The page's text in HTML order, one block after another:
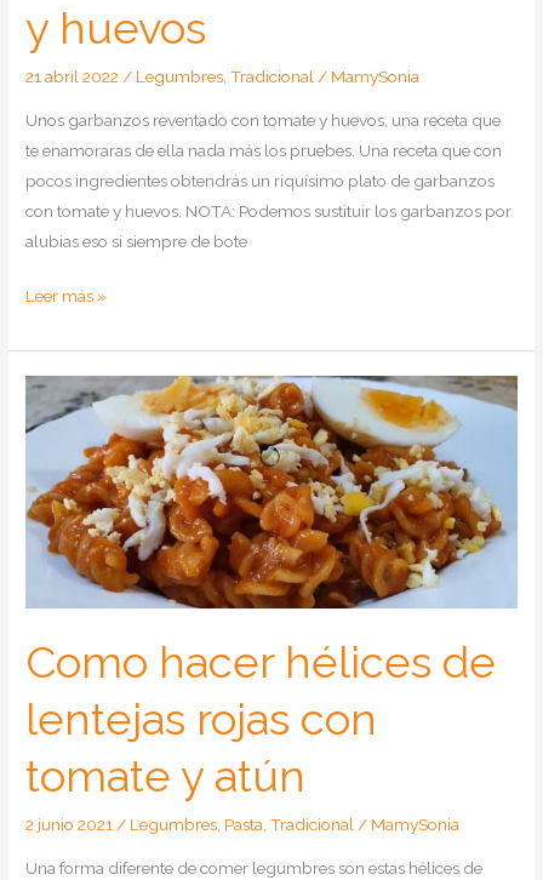
y huevos
21 abril 2022 / Legumbres ,Tradicional / MamySonia
Unos garbanzos reventado con tomate y huevos, una receta que
te enamoraras de ella nada más los pruebes. Una receta que con
pocos ingredientes obtendrás un riquísimo plato de garbanzos
con tomate y huevos. NOTA: Podemos sustituir los garbanzos por
alubias eso si siempre de bote
Como
garbanzos
reventados
con
huevos
Leer más »
Como hacer hélices de
lentejas rojas con
tomate y atún
2 junio 2021 / Legumbres Pasta ,Tradicional / MamySonia
Una forma diferente de comer legumbres son estas hélices de